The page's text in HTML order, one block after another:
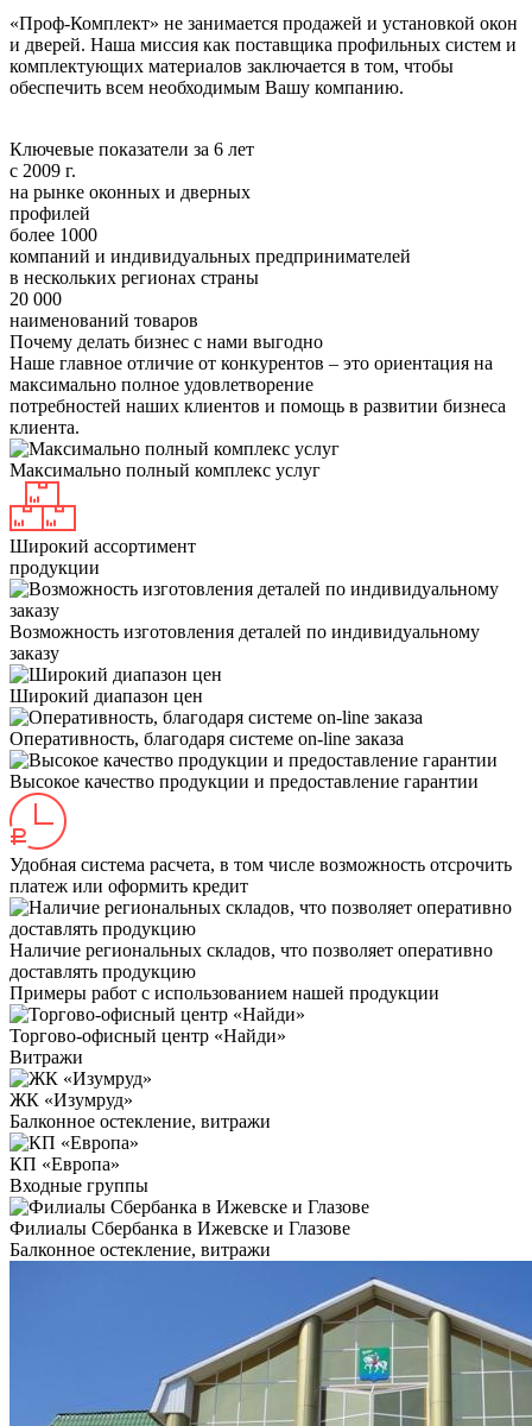
«Проф-Комплект» не занимается продажей и установкой окон
и дверей. Наша миссия как поставщика профильных систем и
комплектующих материалов заключается в том, чтобы
обеспечить всем необходимым Вашу компанию.
Ключевые показатели за 6 лет
с 2009 г.
на рынке оконных и дверных
профилей
более 1000
компаний и индивидуальных предпринимателей
в нескольких регионах страны
20 000
наименований товаров
Почему делать бизнес с нами выгодно
Наше главное отличие от конкурентов – это ориентация на
максимально полное удовлетворение
потребностей наших клиентов и помощь в развитии бизнеса
клиента.
Максимально полный комплекс услуг
Широкий ассортимент
продукции
Возможность изготовления деталей по индивидуальному
заказу
Широкий диапазон цен
Оперативность, благодаря системе on-line заказа
Высокое качество продукции и предоставление гарантии
Удобная система расчета, в том числе возможность отсрочить
платеж или оформить кредит
Наличие региональных складов, что позволяет оперативно
доставлять продукцию
Примеры работ с использованием нашей продукции
Торгово-офисный центр «Найди»
Витражи
ЖК «Изумруд»
Балконное остекление, витражи
КП «Европа»
Входные группы
Филиалы Сбербанка в Ижевске и Глазове
Балконное остекление, витражи